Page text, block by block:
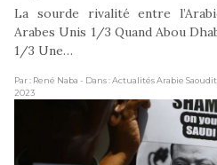
La sourde rivalité entre
Arabes Unis 1/3 Quand Abou
1/3 Une…
Par : René Naba - Dans : Actualités Arabie
2023